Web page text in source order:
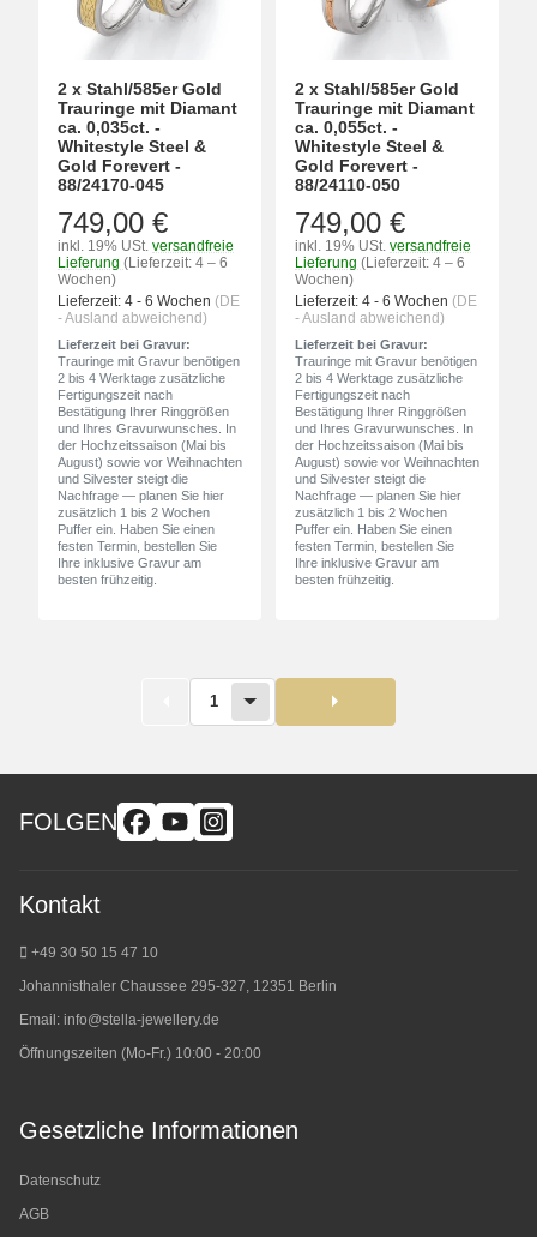
2 x Stahl/585er Gold
Trauringe mit Diamant
ca. 0,035ct. -
Whitestyle Steel &
Gold Forevert -
88/24170-045
749,00 €
inkl. 19% USt. versandfreie
Lieferung (Lieferzeit: 4 – 6
Wochen)
Lieferzeit: 4 - 6 Wochen (DE
- Ausland abweichend)
Lieferzeit bei Gravur:
Trauringe mit Gravur benötigen
2 bis 4 Werktage zusätzliche
Fertigungszeit nach
Bestätigung Ihrer Ringgrößen
und Ihres Gravurwunsches. In
der Hochzeitssaison (Mai bis
August) sowie vor Weihnachten
und Silvester steigt die
Nachfrage — planen Sie hier
zusätzlich 1 bis 2 Wochen
Puffer ein. Haben Sie einen
festen Termin, bestellen Sie
Ihre inklusive Gravur am
besten frühzeitig.
2 x Stahl/585er Gold
Trauringe mit Diamant
ca. 0,055ct. -
Whitestyle Steel &
Gold Forevert -
88/24110-050
749,00 €
inkl. 19% USt. versandfreie
Lieferung (Lieferzeit: 4 – 6
Wochen)
Lieferzeit: 4 - 6 Wochen (DE
- Ausland abweichend)
Lieferzeit bei Gravur:
Trauringe mit Gravur benötigen
2 bis 4 Werktage zusätzliche
Fertigungszeit nach
Bestätigung Ihrer Ringgrößen
und Ihres Gravurwunsches. In
der Hochzeitssaison (Mai bis
August) sowie vor Weihnachten
und Silvester steigt die
Nachfrage — planen Sie hier
zusätzlich 1 bis 2 Wochen
Puffer ein. Haben Sie einen
festen Termin, bestellen Sie
Ihre inklusive Gravur am
besten frühzeitig.
1
FOLGEN
Kontakt
+49 30 50 15 47 10
Johannisthaler Chaussee 295-327, 12351 Berlin
Email: info@stella-jewellery.de
Öffnungszeiten (Mo-Fr.) 10:00 - 20:00
Gesetzliche Informationen
Datenschutz
AGB